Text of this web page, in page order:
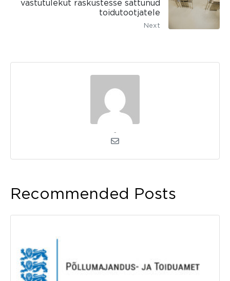
vastutulekut raskustesse sattunud
toidutootjatele
Next
Recommended Posts